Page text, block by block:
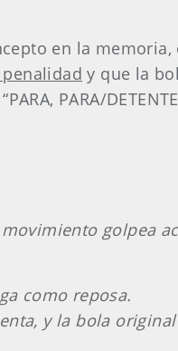
en la
y que la
PARA/
golpea
como reposa.
y la bola